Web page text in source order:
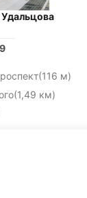
(116 м)
(1,49 км)